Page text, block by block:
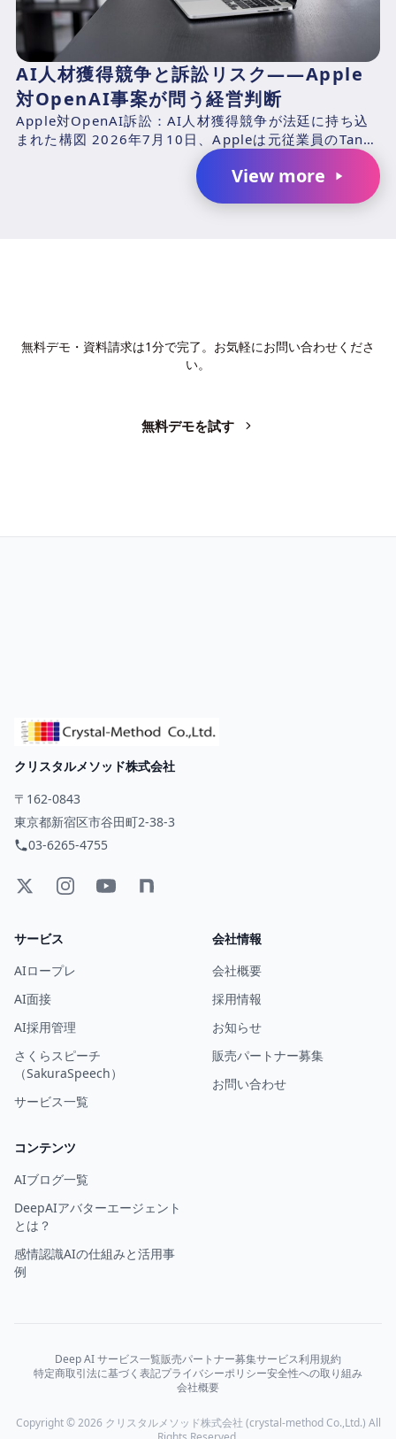
AI人材獲得競争と訴訟リスク――Apple
対OpenAI事案が問う経営判断
Apple対OpenAI訴訟：AI人材獲得競争が法廷に持ち込
まれた構図 2026年7月10日、Appleは元従業員のTang
View more
無料デモ・資料請求は1分で完了。お気軽にお問い合わせくださ
い。
無料デモを試す
クリスタルメソッド株式会社
〒162-0843
東京都新宿区市谷田町2-38-3
03-6265-4755
サービス
AIロープレ
AI面接
AI採用管理
さくらスピーチ
（SakuraSpeech）
サービス一覧
会社情報
会社概要
採用情報
お知らせ
販売パートナー募集
お問い合わせ
コンテンツ
AIブログ一覧
DeepAIアバターエージェント
とは？
感情認識AIの仕組みと活用事
例
Deep AI サービス一覧販売パートナー募集サービス利用規約
特定商取引法に基づく表記プライバシーポリシー安全性への取り組み
会社概要
Copyright © 2026 クリスタルメソッド株式会社 (crystal-method Co.,Ltd.) All